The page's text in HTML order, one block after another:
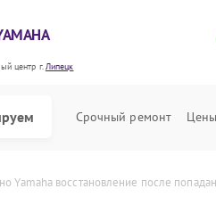
центр г.Липецк
Срочный ремонт
Yamaha восстановление после